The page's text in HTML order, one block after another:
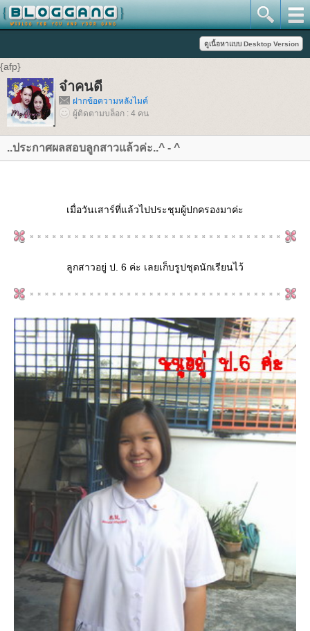
{afp}
จ๋าคนดี
ฝากข้อความหลังไมค์
ผู้ติดตามบล็อก : 4 คน
..ประกาศผลสอบลูกสาวแล้วค่ะ..^ - ^
เมื่อวันเสาร์ที่แล้วไปประชุมผู้ปกครองมาค่ะ
ลูกสาวอยู่ ป. 6 ค่ะ เลยเก็บรูปชุดนักเรียนไว้